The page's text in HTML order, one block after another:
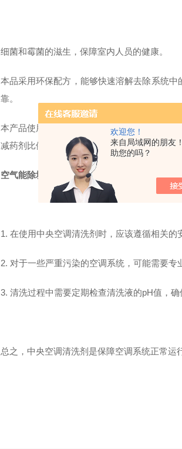
欢迎您！
来自局域网的朋友
助您的吗？
细菌和霉菌的滋生，保障室内人员的健康。
本品采用环保配方，能够快速溶解去除系统
靠。
本产品使用量建议按照空调循环水量的5-
减药剂比例和清洗时间，如有疑问请及时联系
空气能除垢剂价格
1. 在使用中央空调清洗剂时，应该遵循相关的
2. 对于一些严重污染的空调系统，可能需要专
3. 清洗过程中需要定期检查清洗液的pH值，
总之，中央空调清洗剂是保障空调系统正常运